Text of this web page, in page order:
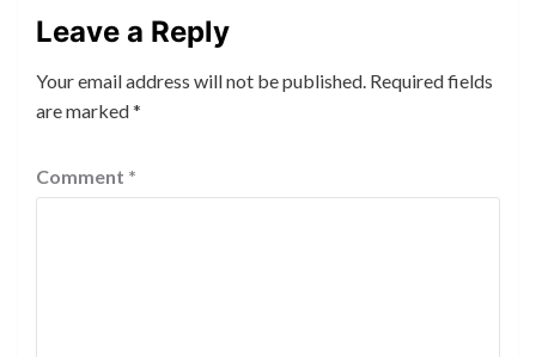
Leave a Reply
Your email address will not be published. Required fields
are marked*
Comment *